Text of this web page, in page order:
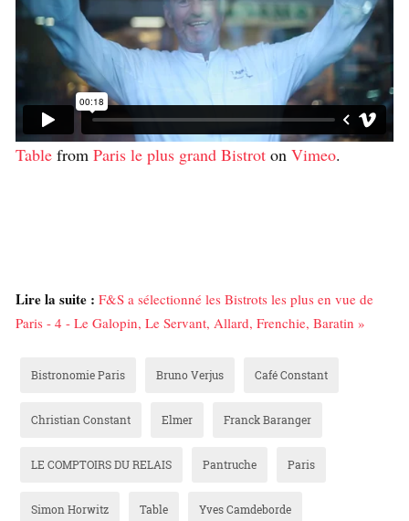
Table from Paris le plus grand Bistrot on Vimeo.
Lire la suite : F&S a sélectionné les Bistrots les plus en vue de
Paris - 4 - Le Galopin, Le Servant, Allard, Frenchie, Baratin »
Bistronomie Paris Bruno Verjus Café Constant
Christian Constant Elmer Franck Baranger
LE COMPTOIRS DU RELAIS Pantruche Paris
Simon Horwitz Table Yves Camdeborde